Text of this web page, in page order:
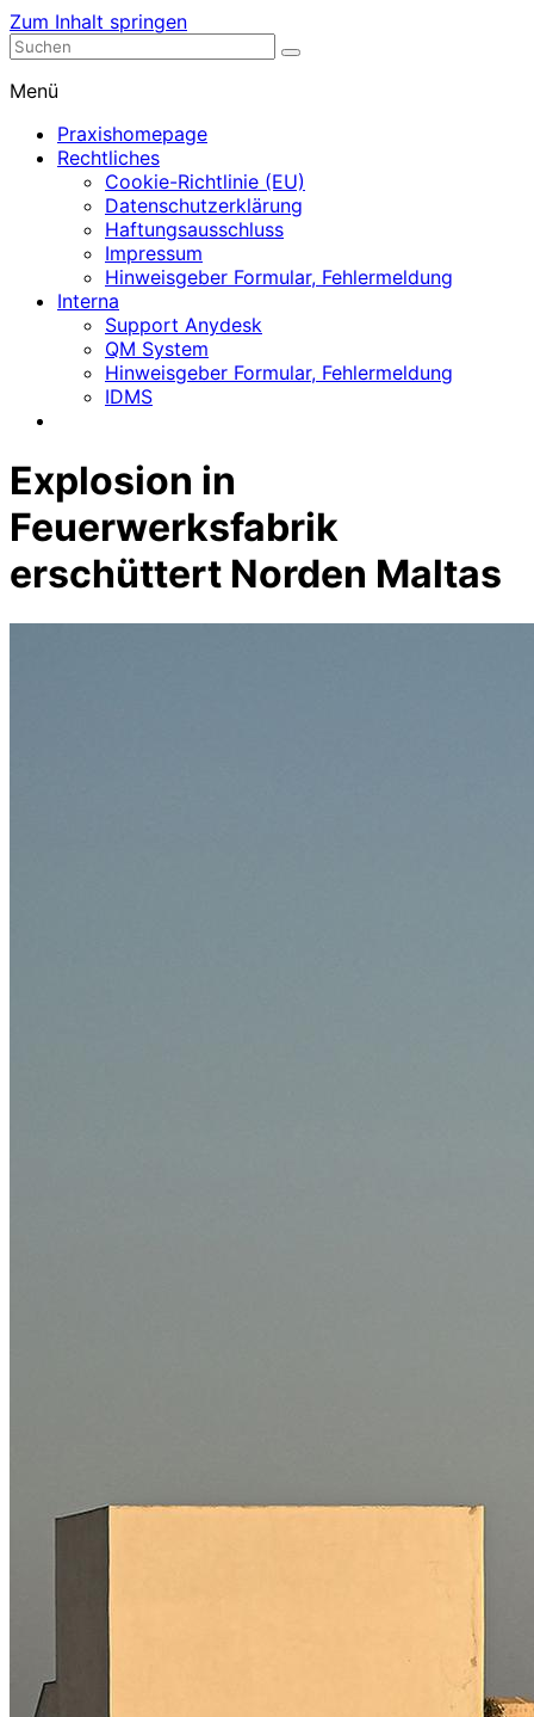
Zum Inhalt springen
Nephrologische Praxis mit Dialyse
Menü
Praxishomepage
Rechtliches
Cookie-Richtlinie (EU)
Datenschutzerklärung
Haftungsausschluss
Impressum
Hinweisgeber Formular, Fehlermeldung
Interna
Support Anydesk
QM System
Hinweisgeber Formular, Fehlermeldung
IDMS
Explosion in
Feuerwerksfabrik
erschüttert Norden Maltas